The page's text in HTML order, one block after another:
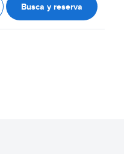
Busca y reserva